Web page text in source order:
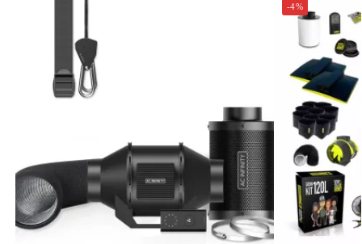
-4%